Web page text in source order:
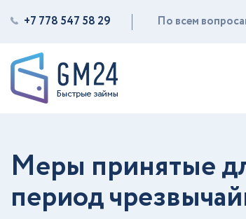
+7 778 547 58 29 По всем
Меры принятые
период